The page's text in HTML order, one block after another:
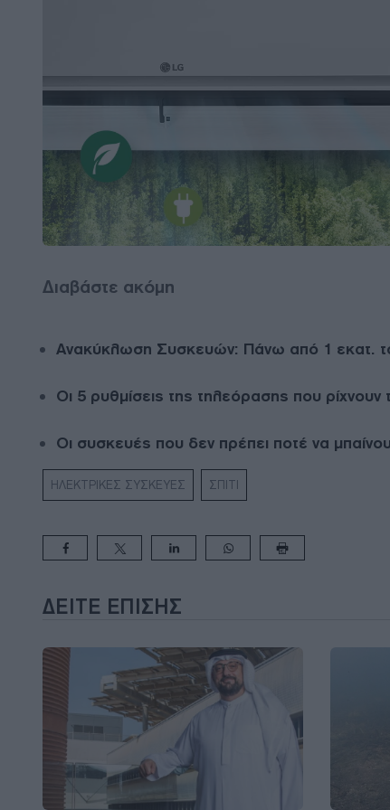
Διαβάστε ακόμη
Ανακύκλωση Συσκευών: Πάνω από 1 εκατ.
Οι 5 ρυθμίσεις της τηλεόρασης που
Οι συσκευές που δεν πρέπει ποτέ να
ΗΛΕΚΤΡΙΚΕΣ ΣΥΣΚΕΥΕΣ ΣΠΙΤΙ
ΔΕΊΤΕ ΕΠΊΣΗΣ